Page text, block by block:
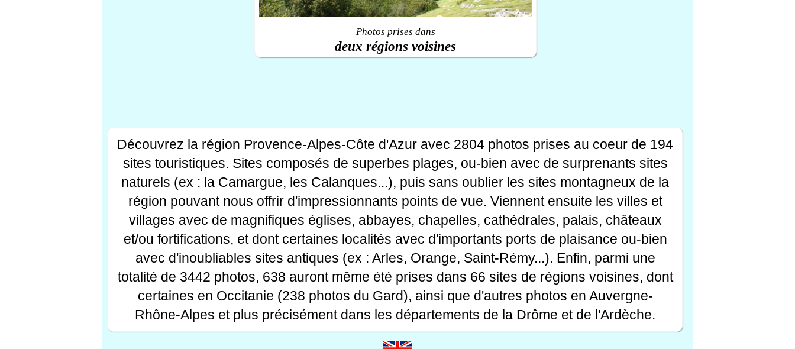
Photos prises dans
deux régions voisines
Découvrez la région Provence-Alpes-Côte d'Azur avec 2804 photos prises au coeur de 194
sites touristiques. Sites composés de superbes plages, ou-bien avec de surprenants sites
naturels (ex : la Camargue, les Calanques...), puis sans oublier les sites montagneux de la
région pouvant nous offrir d'impressionnants points de vue. Viennent ensuite les villes et
villages avec de magnifiques églises, abbayes, chapelles, cathédrales, palais, châteaux
et/ou fortifications, et dont certaines localités avec d'importants ports de plaisance ou-bien
avec d'inoubliables sites antiques (ex : Arles, Orange, Saint-Rémy...). Enfin, parmi une
totalité de 3442 photos, 638 auront même été prises dans 66 sites de régions voisines, dont
certaines en Occitanie (238 photos du Gard), ainsi que d'autres photos en Auvergne-
Rhône-Alpes et plus précisément dans les départements de la Drôme et de l'Ardèche.